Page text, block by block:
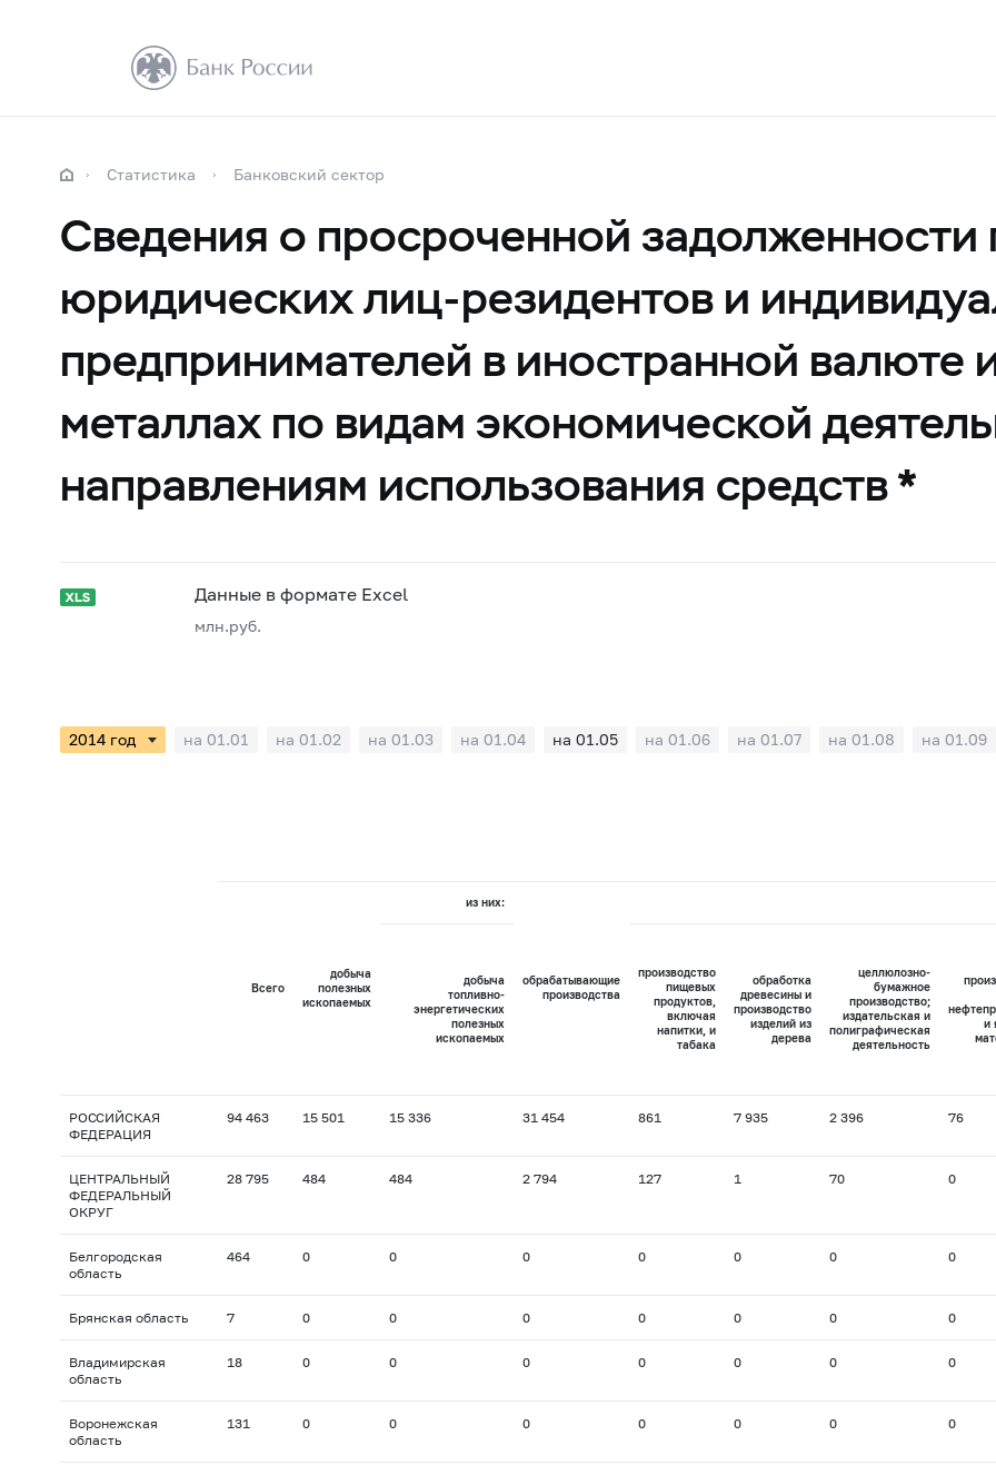
Статистика Банковский сектор
Сведения о просроченной задолженности
юридических лиц-резидентов и
предпринимателей в иностранной валюте
металлах по видам экономической
направлениям использования средств *
Данные в формате Excel
млн.руб.
на 01.01 на 01.02 на 01.03 на 01.04 на 01.05 на 01.06 на 01.07 на 01.08 на 01.09
Всего
добыча
полезных
ископаемых
из них:
обрабатывающие
производства
добыча
топливно-
энергетических
полезных
ископаемых
производство
пищевых
продуктов,
включая
напитки, и
табака
обработка
древесины и
производство
изделий из
дерева
целлюлозно-
бумажное
производство;
издательская и
полиграфическая
деятельность
и
РОССИЙСКАЯ
ФЕДЕРАЦИЯ
94 463 15 501 15 336 31 454 861 7 935 2 396 76
ЦЕНТРАЛЬНЫЙ
ФЕДЕРАЛЬНЫЙ
ОКРУГ
28 795 484 484 2 794 127 1 70 0
Белгородская
область
464 0 0 0 0 0 0 0
Брянская область 7 0 0 0 0 0 0 0
Владимирская
область
18 0 0 0 0 0 0 0
Воронежская
область
131 0 0 0 0 0 0 0